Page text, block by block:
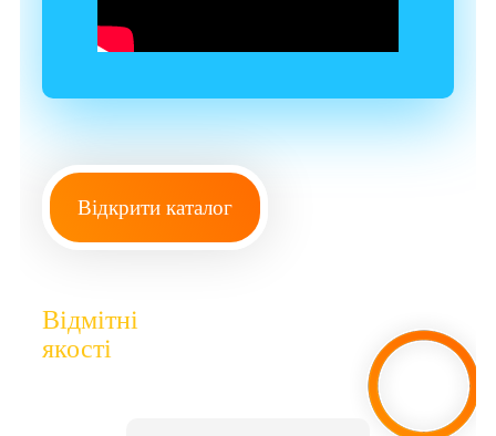
Відкрити каталог
Відмітні
якості